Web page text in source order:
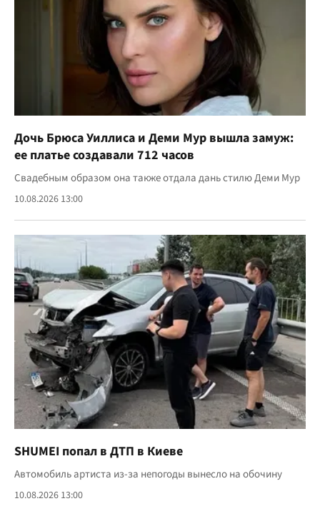
Дочь Брюса Уиллиса и Деми Мур вышла замуж:
ее платье создавали 712 часов
Свадебным образом она также отдала дань стилю Деми Мур
10.08.2026 13:00
SHUMEI попал в ДТП в Киеве
Автомобиль артиста из-за непогоды вынесло на обочину
10.08.2026 13:00